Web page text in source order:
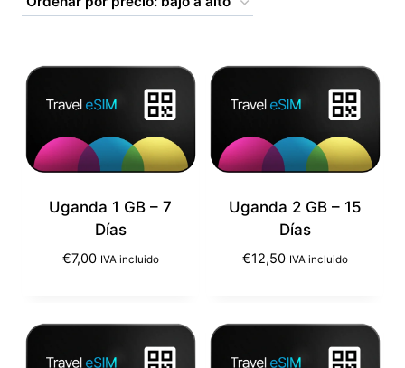
precio:
Uganda 1 GB – 7
Días
€7,00 IVA incluido
Uganda 2 GB – 15
Días
€12,50 IVA incluido